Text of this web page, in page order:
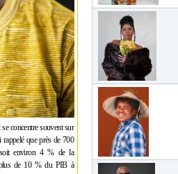
concentre souvent sur
que près de 700
soit environ 4 % de la
de 10 % du PIB à